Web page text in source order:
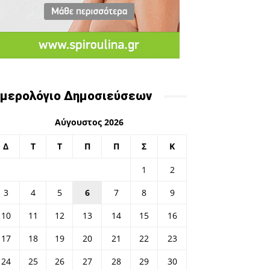
Δημοσιεύσεων
Αύγουστος 2026
Δ Τ Τ Π Π Σ Κ
1
2
3
4 5 6 7 8
9
10
11 12 13 14 15
16
17
18 19 20 21 22
23
24
25 26 27 28 29 30